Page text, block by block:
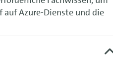
Azure-Dienste und die